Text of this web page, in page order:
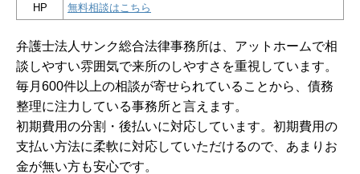
HP 無料相談はこちら
弁護士法人サンク総合法律事務所は、アットホームで相
談しやすい雰囲気で来所のしやすさを重視しています。
毎月600件以上の相談が寄せられていることから、債務
整理に注力している事務所と言えます。
初期費用の分割・後払いに対応しています。初期費用の
支払い方法に柔軟に対応していただけるので、あまりお
金が無い方も安心です。